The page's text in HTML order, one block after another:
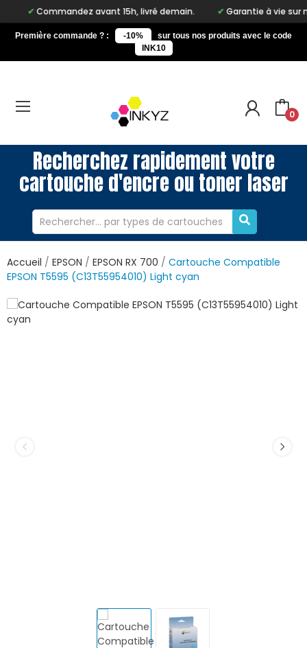
Commandez avant 15h, livré demain. Garantie à vie sur notre
Première commande ? : -10%
sur tous nos produits avec le code
INK10
0
Recherchez rapidement votre
cartouche d'encre ou toner laser
Accueil EPSON EPSON RX 700
Cartouche Compatible
EPSON T5595 (C13T55954010) Light cyan